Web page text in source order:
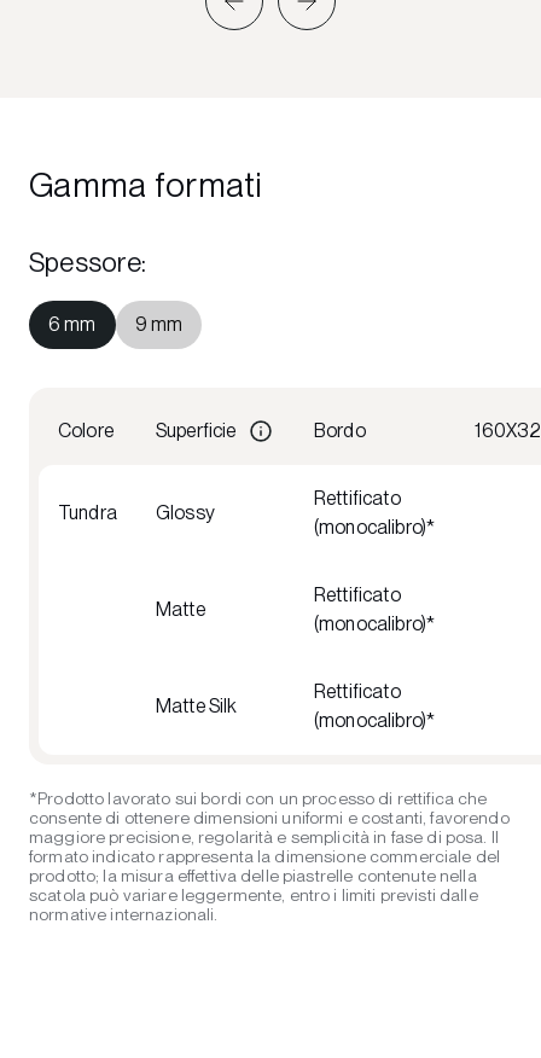
Gamma formati
Spessore:
6 mm 9 mm
Colore Superficie Bordo
Tundra Glossy
Rettificato
(monocalibro)*
Matte
Rettificato
(monocalibro)*
Matte Silk
Rettificato
(monocalibro)*
*Prodotto lavorato sui bordi con un processo di rettifica che
consente di ottenere dimensioni uniformi e costanti, favorendo
maggiore precisione, regolarità e semplicità in fase di posa. Il
formato indicato rappresenta la dimensione commerciale del
prodotto; la misura effettiva delle piastrelle contenute nella
scatola può variare leggermente, entro i limiti previsti dalle
normative internazionali.